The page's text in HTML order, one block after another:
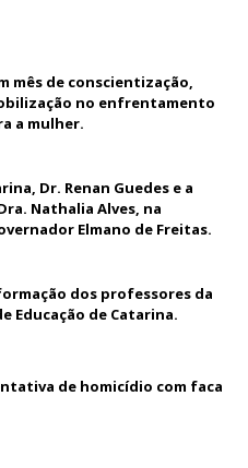
mês de conscientização,
no enfrentamento
a mulher.
Dr. Renan Guedes e a
Nathalia Alves, na
Elmano de Freitas.
dos professores da
Educação de Catarina.
de homicídio com faca